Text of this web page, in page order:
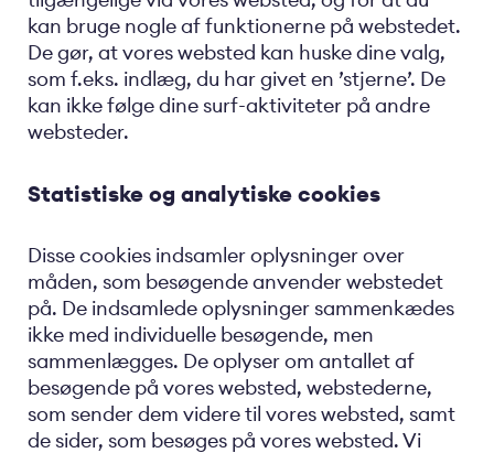
kan bruge nogle af funktionerne på webstedet.
De gør, at vores websted kan huske dine valg,
som f.eks. indlæg, du har givet en ’stjerne’. De
kan ikke følge dine surf-aktiviteter på andre
websteder.
Statistiske og analytiske cookies
Disse cookies indsamler oplysninger over
måden, som besøgende anvender webstedet
på. De indsamlede oplysninger sammenkædes
ikke med individuelle besøgende, men
sammenlægges. De oplyser om antallet af
besøgende på vores websted, webstederne,
som sender dem videre til vores websted, samt
de sider, som besøges på vores websted. Vi